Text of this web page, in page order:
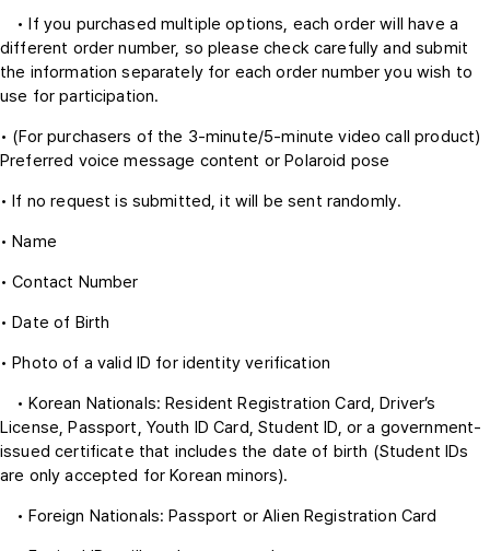
• If you purchased multiple options, each order will have a
different order number, so please check carefully and submit
the information separately for each order number you wish to
use for participation.
• (For purchasers of the 3-minute/5-minute video call product)
Preferred voice message content or Polaroid pose
• If no request is submitted, it will be sent randomly.
• Name
• Contact Number
• Date of Birth
• Photo of a valid ID for identity verification
• Korean Nationals: Resident Registration Card, Driver’s
License, Passport, Youth ID Card, Student ID, or a government-
issued certificate that includes the date of birth (Student IDs
are only accepted for Korean minors).
• Foreign Nationals: Passport or Alien Registration Card